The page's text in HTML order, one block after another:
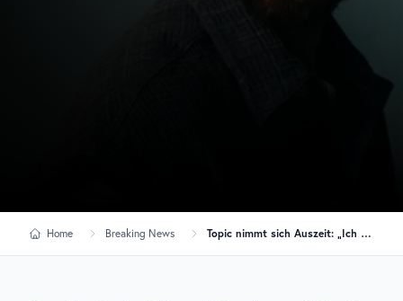
Home Breaking News Topic nimmt sich Auszeit: „Ich fühle mich langsam etwas ausgebrannt“